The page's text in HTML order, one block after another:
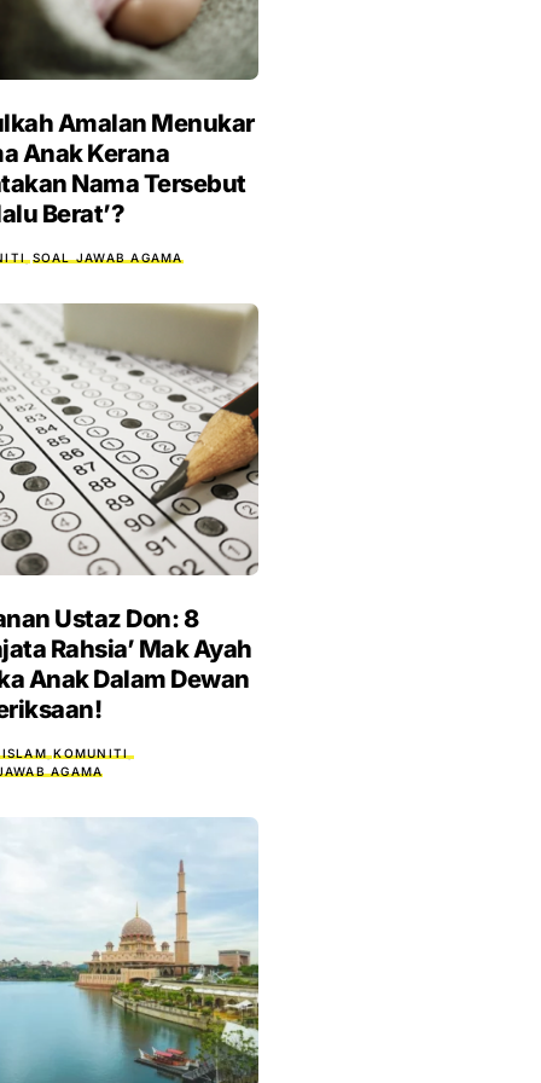
Amalan Menukar
Anak Kerana
Nama Tersebut
Berat’?
SOAL JAWAB AGAMA
Ustaz Don: 8
Rahsia’ Mak Ayah
Anak Dalam Dewan
KOMUNITI
AGAMA